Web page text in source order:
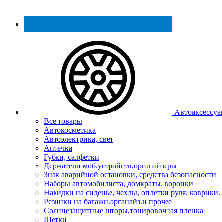
Реестр МинПромТорга
Все товары
Автокосметика
Автоэлектрика, свет
Аптечка
Губки, салфетки
Держатели моб.устройств,органайзеры
Знак аварийной остановки, средства безопасности
Наборы автомобилиста, домкраты, воронки
Накидки на сиденье, чехлы, оплетки руля, коврики.
Резинки на багажн.органайз.и прочее
Солнцезащитные шторы,тонировочная пленка
Щетки